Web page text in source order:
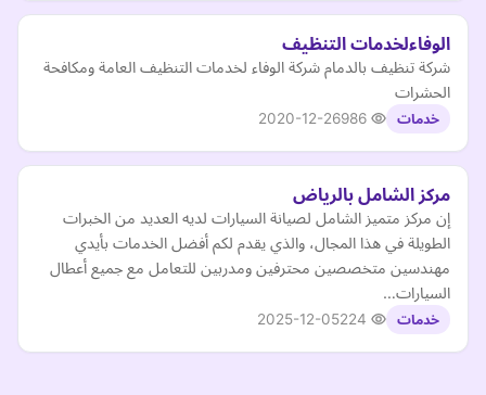
الوفاءلخدمات التنظيف
شركة تنظيف بالدمام شركة الوفاء لخدمات التنظيف العامة ومكافحة
الحشرات
خدمات 2020-12-26
مركز الشامل بالرياض
إن مركز متميز الشامل لصيانة السيارات لديه العديد من الخبرات
الطويلة في هذا المجال، والذي يقدم لكم أفضل الخدمات بأيدي
مهندسين متخصصين محترفين ومدربين للتعامل مع جميع أعطال
السيارات…
خدمات 2025-12-05